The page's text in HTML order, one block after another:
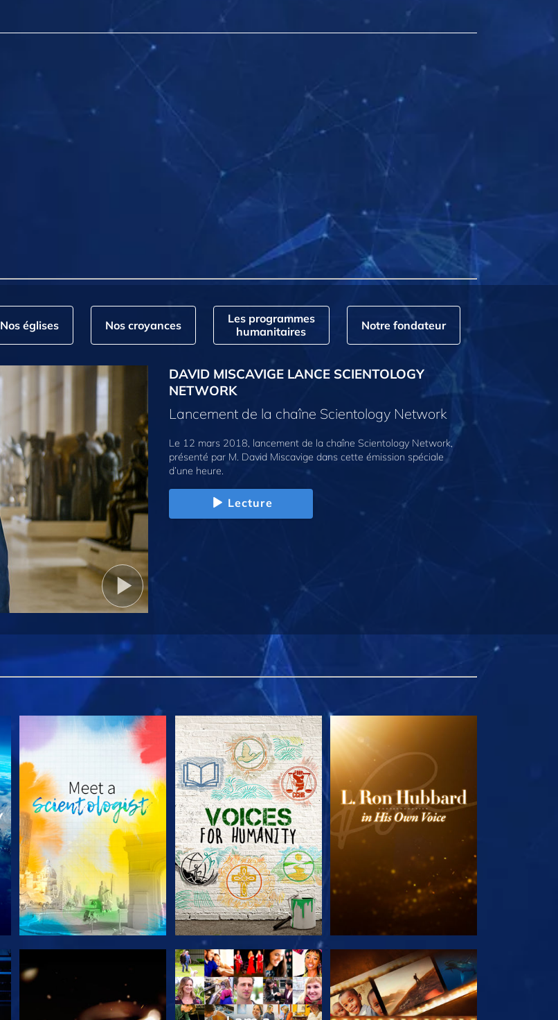
Nos églises Nos croyances
Les programmes
humanitaires
Notre fondateur
DAVID MISCAVIGE LANCE SCIENTOLOGY
NETWORK
Lancement de la chaîne Scientology Network
Le 12 mars 2018, lancement de la chaîne Scientology Network,
présenté par M. David Miscavige dans cette émission spéciale
d’une heure.
Lecture
DÉCOUVRIR LES SÉRIES DÉCOUVRIR LES SÉRIES DÉCOUVRIR LES SÉRIES